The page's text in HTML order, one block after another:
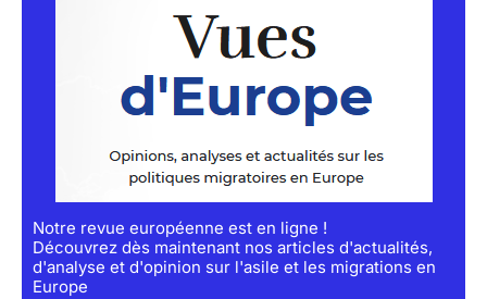
Notre revue européenne est en ligne !
Découvrez dès maintenant nos articles d'actualités,
d'analyse et d'opinion sur l'asile et les migrations en
Europe